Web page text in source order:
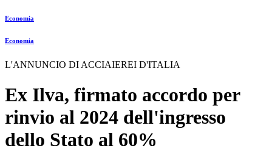
Economia
Economia
L'ANNUNCIO DI ACCIAIEREI D'ITALIA
Ex Ilva, firmato accordo per
rinvio al 2024 dell'ingresso
dello Stato al 60%